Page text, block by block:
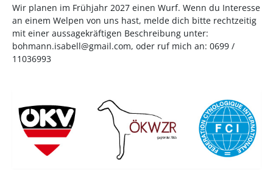
Wir planen im Frühjahr 2027 einen Wurf. Wenn du Interesse
an einem Welpen von uns hast, melde dich bitte rechtzeitig
mit einer aussagekräftigen Beschreibung unter:
bohmann.isabell@gmail.com, oder ruf mich an: 0699 /
11036993